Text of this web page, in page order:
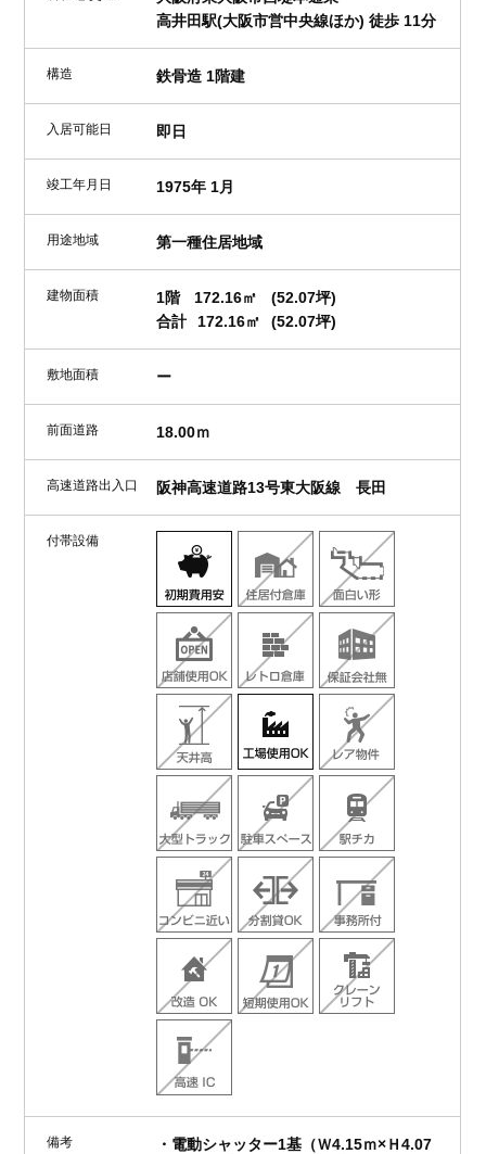
高井田駅(大阪市営中央線ほか) 徒歩 11分
構造 鉄骨造 1階建
入居可能日 即日
竣工年月日 1975年 1月
用途地域 第一種住居地域
建物面積 1階 172.16㎡
(52.07坪)
合計
172.16㎡ (52.07坪)
敷地面積 ー
前面道路 18.00ｍ
高速道路出入口 阪神高速道路13号東大阪線 長田
付帯設備
備考
・電動シャッター1基（Ｗ4.15ｍ×Ｈ4.07